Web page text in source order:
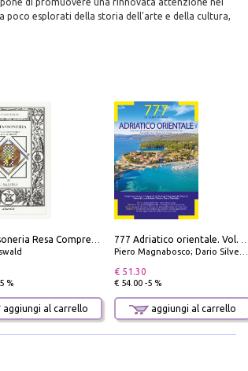
di promuovere una rinnovata attenzione nei
poco esplorati della storia dell'arte e della cultura,
%
aggiungi al carrello
Piero Magnabosco; Dario Silvestro; Marco Sbrizzi
€ 51.30
€ 54.00 -5 %
aggiungi al carrello